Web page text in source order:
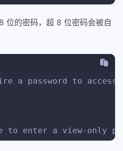
位的密码，超 8 位密码会被自
a password to access
to enter a view-only